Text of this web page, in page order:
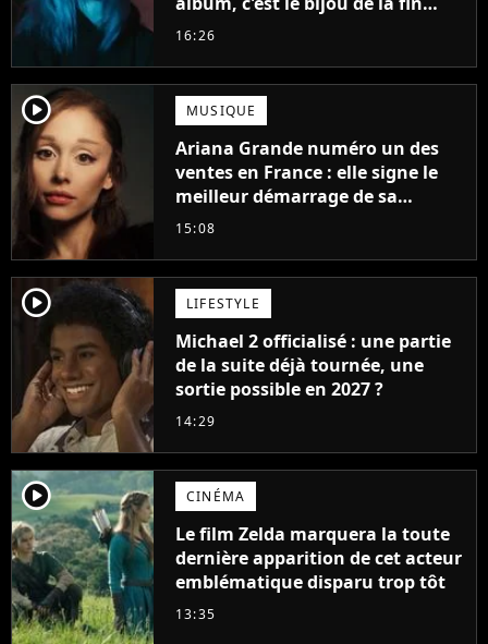
d'été
16:26
player2 MUSIQUE
Ariana Grande numéro un des
ventes en France : elle signe le
meilleur démarrage de sa
carrière avec son album Petal
15:08
player2 LIFESTYLE
Michael 2 officialisé : une partie
de la suite déjà tournée, une
sortie possible en 2027 ?
14:29
player2 CINÉMA
Le film Zelda marquera la toute
dernière apparition de cet acteur
emblématique disparu trop tôt
13:35